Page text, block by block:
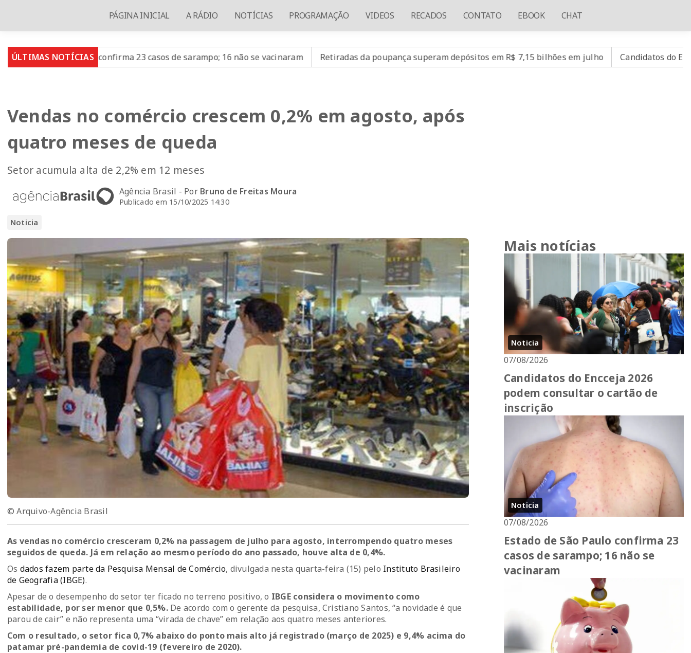
PÁGINA INICIAL A RÁDIO NOTÍCIAS PROGRAMAÇÃO VIDEOS RECADOS CONTATO EBOOK CHAT
ÚLTIMAS NOTÍCIAS
Paulo confirma 23 casos de sarampo; 16 não se vacinaram Retiradas da poupança superam depósitos em R$ 7,15 bilhões em julho Candidatos do Encceja 2026
Vendas no comércio crescem 0,2% em agosto, após
quatro meses de queda
Setor acumula alta de 2,2% em 12 meses
Agência Brasil - Por Bruno de Freitas Moura
Publicado em 15/10/2025 14:30
Noticia
© Arquivo-Agência Brasil
As vendas no comércio cresceram 0,2% na passagem de julho para agosto, interrompendo quatro meses
seguidos de queda. Já em relação ao mesmo período do ano passado, houve alta de 0,4%.
Os dados fazem parte da Pesquisa Mensal de Comércio, divulgada nesta quarta-feira (15) pelo Instituto Brasileiro
de Geografia (IBGE).
Apesar de o desempenho do setor ter ficado no terreno positivo, o IBGE considera o movimento como
estabilidade, por ser menor que 0,5%.De acordo com o gerente da pesquisa, Cristiano Santos, “a novidade é que
parou de cair” e não representa uma “virada de chave” em relação aos quatro meses anteriores.
Com o resultado, o setor fica 0,7% abaixo do ponto mais alto já registrado (março de 2025) e 9,4% acima do
patamar pré-pandemia de covid-19 (fevereiro de 2020).
Mais notícias
Noticia
07/08/2026
Candidatos do Encceja 2026
podem consultar o cartão de
inscrição
Noticia
07/08/2026
Estado de São Paulo confirma 23
casos de sarampo; 16 não se
vacinaram